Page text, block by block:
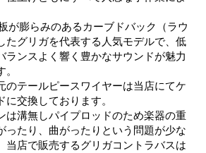
が膨らみのあるカーブドバック（ラウ
たグリガを代表する人気モデルで、低
ランスよく響く豊かなサウンドが魅力
のテールピースワイヤーは当店にてケ
交換しております。
は溝無しパイプロッドのため楽器の重
ったり、曲がったりという問題が少な
当店で販売するグリガコントラバスは